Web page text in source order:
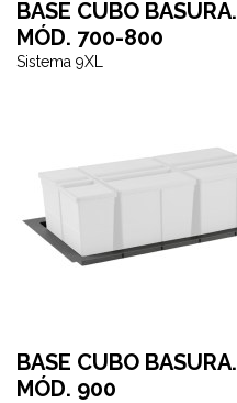
BASE CUBO BASURA.
MÓD. 700-800
Sistema 9XL
BASE CUBO BASURA.
MÓD. 900